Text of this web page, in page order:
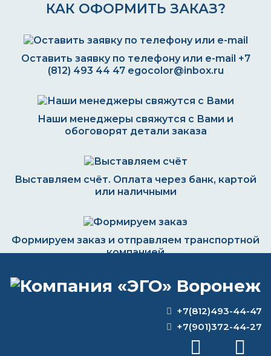
КАК ОФОРМИТЬ ЗАКАЗ?
Оставить заявку по телефону или e-mail +7
(812) 493 44 47 egocolor@inbox.ru
Наши менеджеры свяжутся с Вами и
обоговорят детали заказа
Выставляем счёт. Оплата через банк, картой
или наличными
Формируем заказ и отправляем транспортной
компанией
ВОПРОС-ОТВЕТ
Какая краска не стирается с металла?
+7(812)493-44-47
+7(901)372-44-27